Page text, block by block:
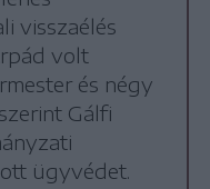
visszaélés
volt
és négy
Gálfi
ügyvédet.